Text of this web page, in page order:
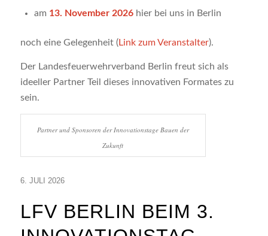
am 13. November 2026hier bei uns in Berlin
noch eine Gelegenheit (Link zum Veranstalter).
Der Landesfeuerwehrverband Berlin freut sich als
ideeller Partner Teil dieses innovativen Formates zu
sein.
Partner und Sponsoren der Innovationstage Bauen der
Zukunft
6. JULI 2026
LFV BERLIN BEIM 3.